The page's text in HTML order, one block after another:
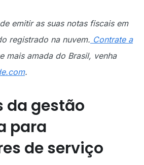
emitir as suas notas fiscais em
registrado na nuvem. Contrate a
mais amada do Brasil, venha
.
da gestão
para
de serviço